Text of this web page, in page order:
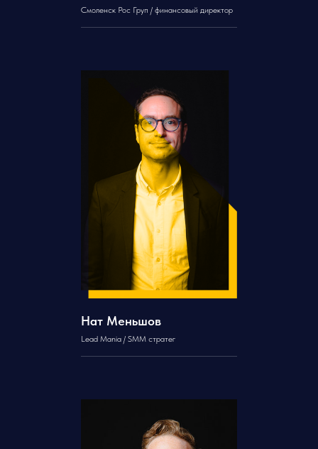
Смоленск Рос Груп / финансовый директор
Нат Меньшов
Lead Mania / SMM стратег